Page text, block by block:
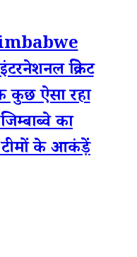
क्रिकेट
ऐसा रहा
का
टीमों के आकंड़ें